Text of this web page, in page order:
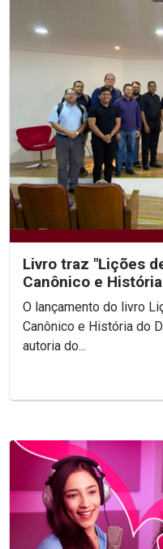
Livro traz "Lições
Canônico e
perspectiva"
O lançamento do livro
Canônico e História do
autoria do...